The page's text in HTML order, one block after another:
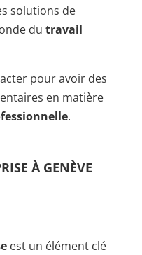
solutions de
dutravail
pour avoir des
en matière
.
À GENÈVE
est un élément clé